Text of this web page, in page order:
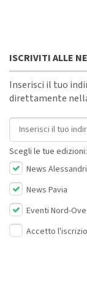
ISCRIVITI ALLE
Inserisci il tuo
direttamente
Indirizzo email
Scegli le tue edizioni:
News
News Pavia
Eventi Nord-
Accetto